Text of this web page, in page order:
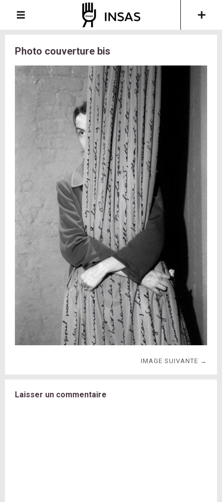
Photo couverture bis
IMAGE SUIVANTE →
Laisser un commentaire